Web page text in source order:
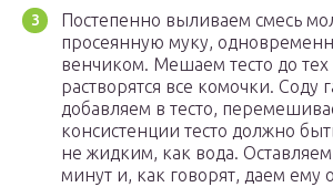
Постепенно выливаем смесь
просеянную муку,
венчиком. Мешаем тесто до тех
растворятся все комочки. Соду
добавляем в тесто,
консистенции тесто должно
не жидким, как вода. Оставляем
минут и, как говорят, даем ему